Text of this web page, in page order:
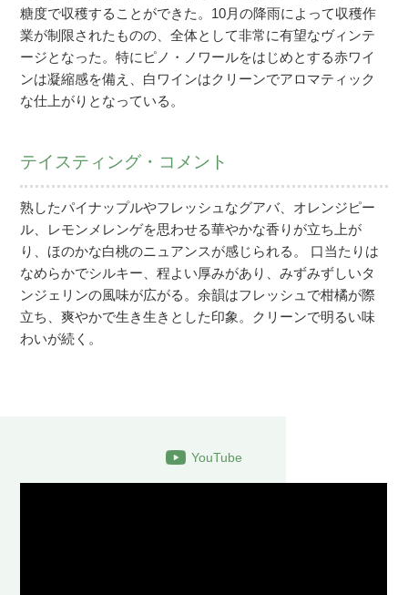
糖度で収穫することができた。10月の降雨によって収穫作
業が制限されたものの、全体として非常に有望なヴィンテ
ージとなった。特にピノ・ノワールをはじめとする赤ワイ
ンは凝縮感を備え、白ワインはクリーンでアロマティック
な仕上がりとなっている。
テイスティング・コメント
熟したパイナップルやフレッシュなグアバ、オレンジピー
ル、レモンメレンゲを思わせる華やかな香りが立ち上が
り、ほのかな白桃のニュアンスが感じられる。 口当たりは
なめらかでシルキー、程よい厚みがあり、みずみずしいタ
ンジェリンの風味が広がる。余韻はフレッシュで柑橘が際
立ち、爽やかで生き生きとした印象。クリーンで明るい味
わいが続く。
YouTube